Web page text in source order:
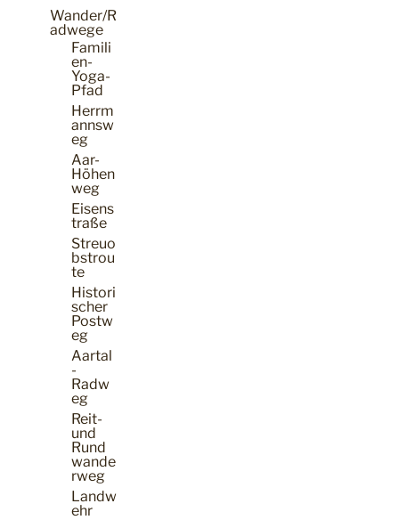
Wander/R
adwege
Famili
en-
Yoga-
Pfad
Herrm
annsw
eg
Aar-
Höhen
weg
Eisens
traße
Streuo
bstrou
te
Histori
scher
Postw
eg
Aartal
-
Radw
eg
Reit-
und
Rund
wande
rweg
Landw
ehr